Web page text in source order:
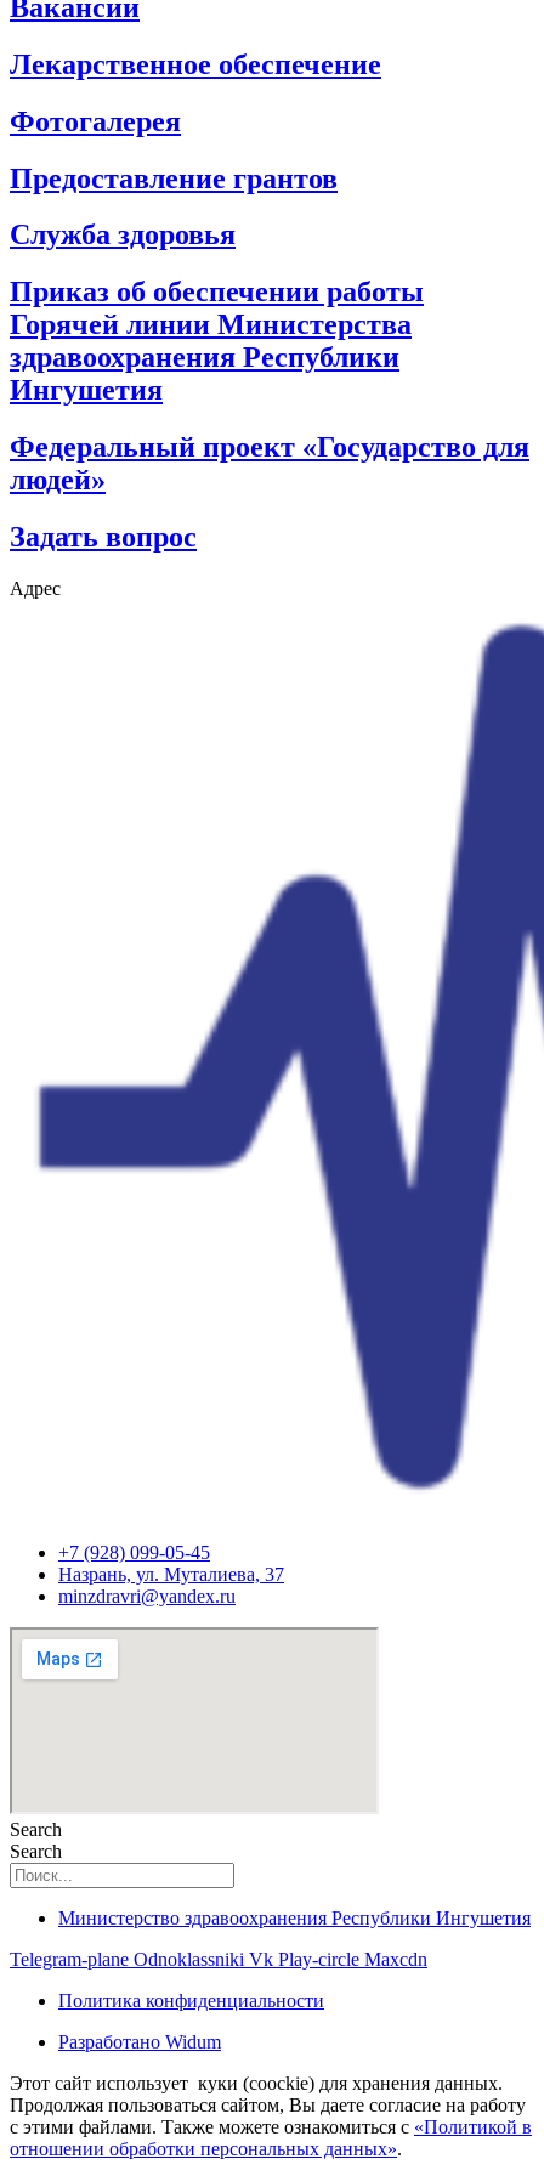
Вакансии
Лекарственное обеспечение
Фотогалерея
Предоставление грантов
Служба здоровья
Приказ об обеспечении работы
Горячей линии Министерства
здравоохранения Республики
Ингушетия
Федеральный проект «Государство для
людей»
Задать вопрос
Адрес
+7 (928) 099-05-45
Назрань, ул. Муталиева, 37
minzdravri@yandex.ru
Search
Search
Министерство здравоохранения Республики Ингушетия
Telegram-plane Odnoklassniki Vk Play-circle Maxcdn
Политика конфиденциальности
Разработано Widum
Этот сайт использует куки (coockie) для хранения данных.
Продолжая пользоваться сайтом, Вы даете согласие на работу
с этими файлами. Также можете ознакомиться с «Политикой в
отношении обработки персональных данных».